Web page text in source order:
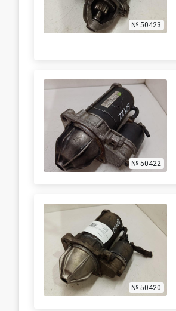
№ 50423
№ 50422
№ 50420